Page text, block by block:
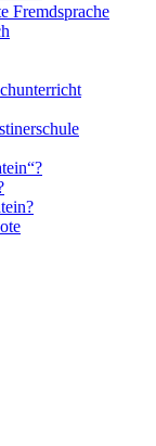
Fremdsprache